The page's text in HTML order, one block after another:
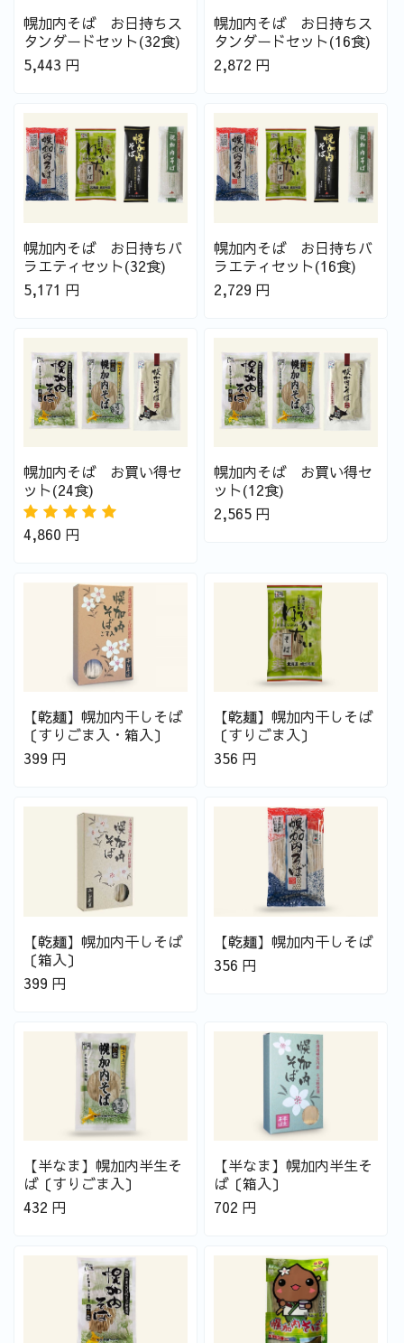
幌加内そば お日持ちス
タンダードセット(32食)
5,443 円
幌加内そば お日持ちス
タンダードセット(16食)
2,872 円
幌加内そば お日持ちバ
ラエティセット(32食)
5,171 円
幌加内そば お日持ちバ
ラエティセット(16食)
2,729 円
幌加内そば お買い得セ
ット(24食)
4,860 円
幌加内そば お買い得セ
ット(12食)
2,565 円
【乾麺】幌加内干しそば
〔すりごま入・箱入〕
399 円
【乾麺】幌加内干しそば
〔すりごま入〕
356 円
【乾麺】幌加内干しそば
〔箱入〕
399 円
【乾麺】幌加内干しそば
356 円
【半なま】幌加内半生そ
ば〔すりごま入〕
432 円
【半なま】幌加内半生そ
ば〔箱入〕
702 円